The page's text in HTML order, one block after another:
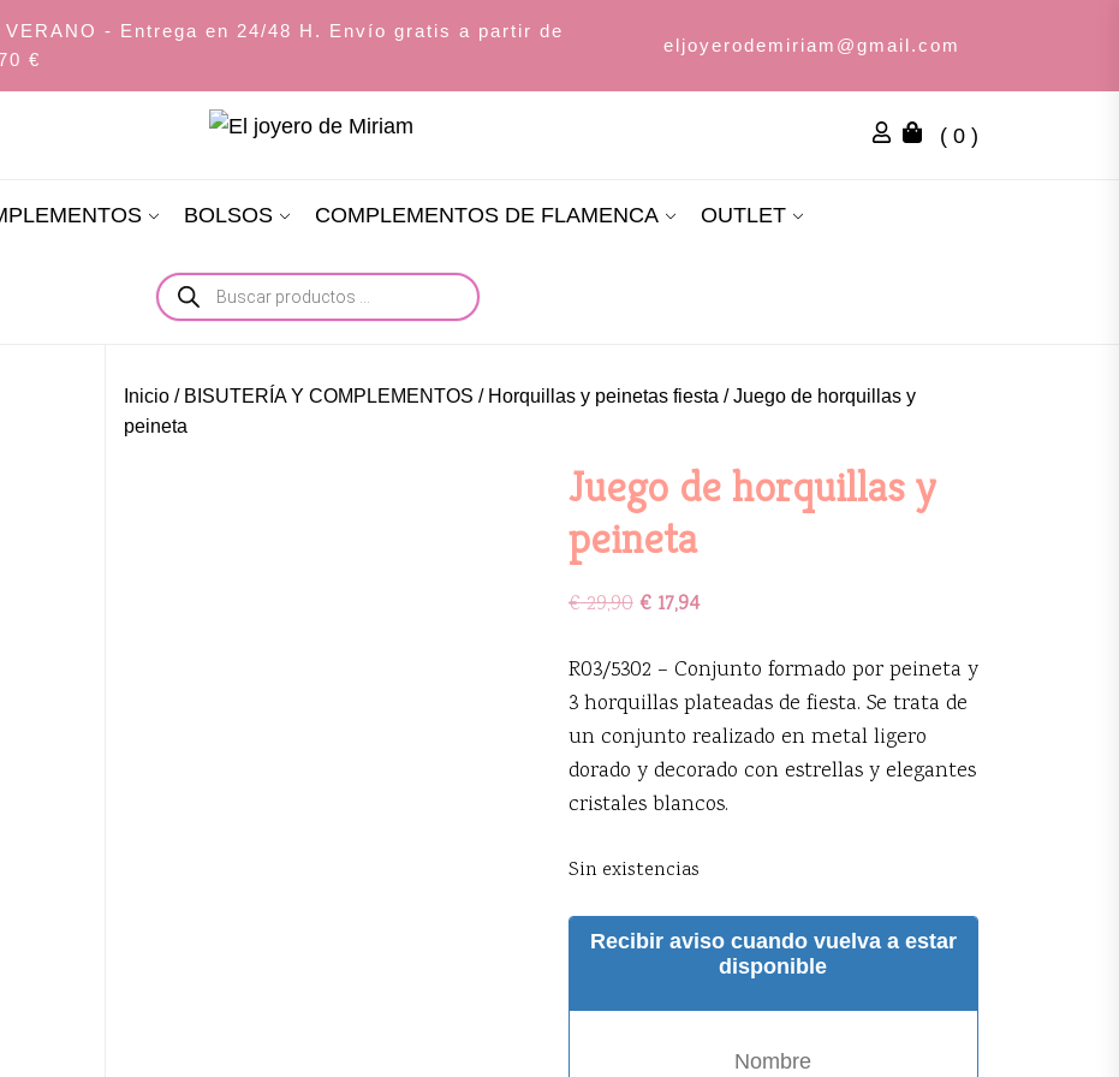
VERANO - Entrega en 24/48 H. Envío gratis a partir de
€
eljoyerodemiriam@gmail.com
joyero
Miriam
( 0 )
BOLSOS COMPLEMENTOS DE FLAMENCA OUTLET
Búsqueda
de
productos
Inicio / BISUTERÍA Y COMPLEMENTOS / Horquillas y peinetas fiesta / Juego de horquillas y
peineta
Juego de horquillas y
peineta
€29,90 €17,94
R03/5302 – Conjunto formado por peineta y
3 horquillas plateadas de fiesta. Se trata de
un conjunto realizado en metal ligero
dorado y decorado con estrellas y elegantes
cristales blancos.
Sin existencias
Recibir aviso cuando vuelva a estar
disponible